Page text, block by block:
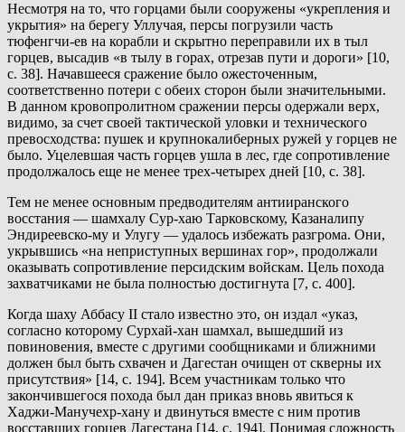
Несмотря на то, что горцами были сооружены «укрепления и
укрытия» на берегу Уллучая, персы погрузили часть
тюфенгчи-ев на корабли и скрытно переправили их в тыл
горцев, высадив «в тылу в горах, отрезав пути и дороги» [10,
с. 38]. Начавшееся сражение было ожесточенным,
соответственно потери с обеих сторон были значительными.
В данном кровопролитном сражении персы одержали верх,
видимо, за счет своей тактической уловки и технического
превосходства: пушек и крупнокалиберных ружей у горцев не
было. Уцелевшая часть горцев ушла в лес, где сопротивление
продолжалось еще не менее трех-четырех дней [10, с. 38].
Тем не менее основным предводителям антииранского
восстания — шамхалу Сур-хаю Тарковскому, Казаналипу
Эндиреевско-му и Улугу — удалось избежать разгрома. Они,
укрывшись «на неприступных вершинах гор», продолжали
оказывать сопротивление персидским войскам. Цель похода
захватчиками не была полностью достигнута [7, с. 400].
Когда шаху Аббасу II стало известно это, он издал «указ,
согласно которому Сурхай-хан шамхал, вышедший из
повиновения, вместе с другими сообщниками и ближними
должен был быть схвачен и Дагестан очищен от скверны их
присутствия» [14, с. 194]. Всем участникам только что
закончившегося похода был дан приказ вновь явиться к
Хаджи-Манучехр-хану и двинуться вместе с ним против
восставших горцев Дагестана [14, с. 194]. Понимая сложность